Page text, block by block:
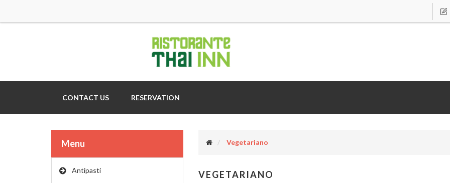
CONTACT US RESERVATION
Menu
Antipasti
Vegetariano
VEGETARIANO